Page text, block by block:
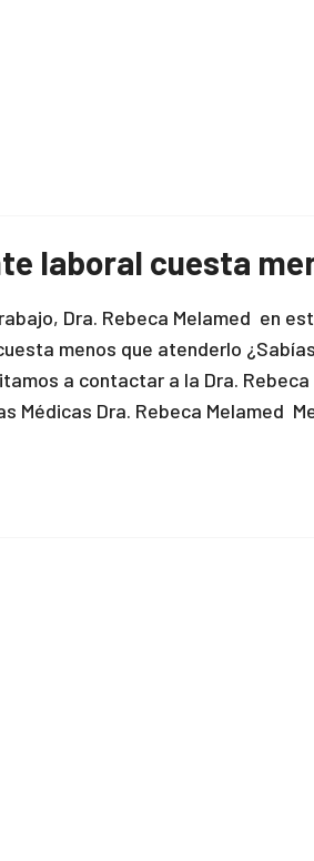
laboral cuesta
Dra. Rebeca Melamed en
menos que atenderlo
a contactar a la Dra.
Médicas Dra. Rebeca Melamed